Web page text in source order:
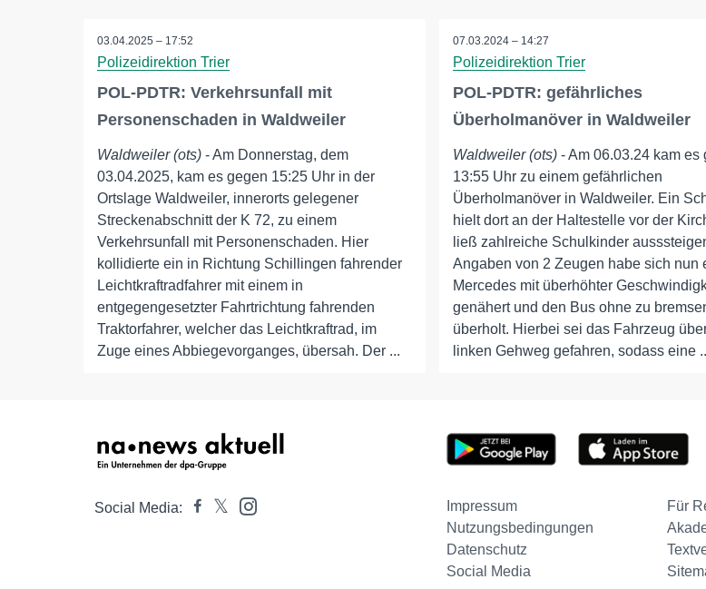
03.04.2025 – 17:52
Polizeidirektion Trier
POL-PDTR: Verkehrsunfall mit
Personenschaden in Waldweiler
Waldweiler (ots) - Am Donnerstag, dem
03.04.2025, kam es gegen 15:25 Uhr in der
Ortslage Waldweiler, innerorts gelegener
Streckenabschnitt der K 72, zu einem
Verkehrsunfall mit Personenschaden. Hier
kollidierte ein in Richtung Schillingen fahrender
Leichtkraftradfahrer mit einem in
entgegengesetzter Fahrtrichtung fahrenden
Traktorfahrer, welcher das Leichtkraftrad, im
Zuge eines Abbiegevorganges, übersah. Der ...
07.03.2024 – 14:27
Polizeidirektion Trier
POL-PDTR: gefährliches
Überholmanöver in Waldweiler
Waldweiler (ots)- Am 06.03.24 kam es
13:55 Uhr zu einem gefährlichen
Überholmanöver in Waldweiler. Ein
hielt dort an der Haltestelle vor der
ließ zahlreiche Schulkinder
Angaben von 2 Zeugen habe sich nun
Mercedes mit überhöhter
genähert und den Bus ohne zu
überholt. Hierbei sei das Fahrzeug
linken Gehweg gefahren, sodass eine
Social Media: Impressum Für
Nutzungsbedingungen
Datenschutz
Social Media